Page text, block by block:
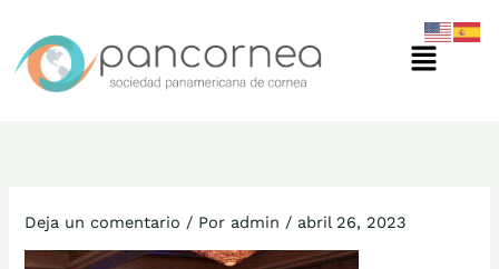
contenido
Menú
Deja un comentario / Por admin / abril 26, 2023